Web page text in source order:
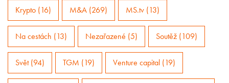
Krypto (16) M&A (269) MS.tv (13)
Na cestách (13) Nezařazené (5) Soutěž (109)
Svět (94) TGM (19) Venture capital (19)